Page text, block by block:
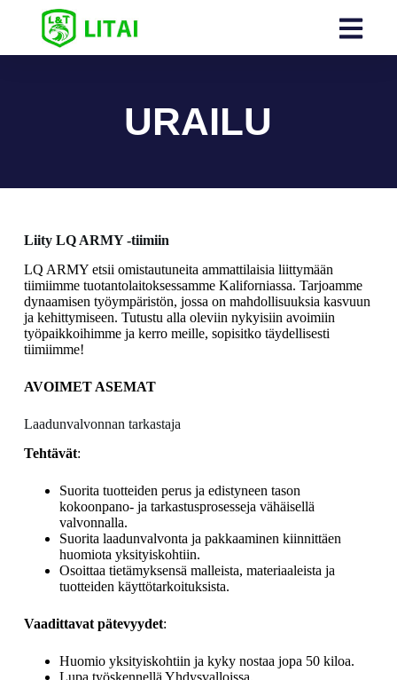
URAILU
Liity LQ ARMY -tiimiin
LQ ARMY etsii omistautuneita ammattilaisia liittymään
tiimiimme tuotantolaitoksessamme Kaliforniassa. Tarjoamme
dynaamisen työympäristön, jossa on mahdollisuuksia kasvuun
ja kehittymiseen. Tutustu alla oleviin nykyisiin avoimiin
työpaikkoihimme ja kerro meille, sopisitko täydellisesti
tiimiimme!
AVOIMET ASEMAT
Laadunvalvonnan tarkastaja
Tehtävät:
Suorita tuotteiden perus ja edistyneen tason
kokoonpano- ja tarkastusprosesseja vähäisellä
valvonnalla.
Suorita laadunvalvonta ja pakkaaminen kiinnittäen
huomiota yksityiskohtiin.
Osoittaa tietämyksensä malleista, materiaaleista ja
tuotteiden käyttötarkoituksista.
Vaadittavat pätevyydet:
Huomio yksityiskohtiin ja kyky nostaa jopa 50 kiloa.
Lupa työskennellä Yhdysvalloissa.